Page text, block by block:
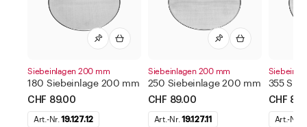
Siebeinlagen 200 mm
180 Siebeinlage 200 mm
CHF 89.00
Art.-Nr.19.127.12
Siebeinlagen 200 mm
250 Siebeinlage 200 mm
CHF 89.00
Art.-Nr.19.127.11
355
CHF
Art.-Nr.